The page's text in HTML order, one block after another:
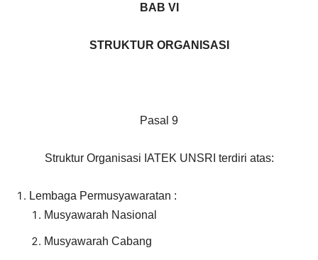
BAB VI
STRUKTUR ORGANISASI
Pasal 9
Struktur Organisasi IATEK UNSRI terdiri atas:
Lembaga Permusyawaratan :
Musyawarah Nasional
Musyawarah Cabang